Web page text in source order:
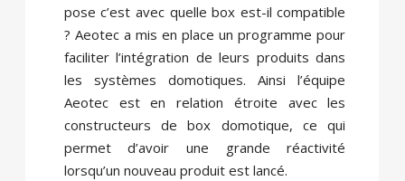
pose c’est avec quelle box est-il compatible
? Aeotec a mis en place un programme pour
faciliter l’intégration de leurs produits dans
les systèmes domotiques. Ainsi l’équipe
Aeotec est en relation étroite avec les
constructeurs de box domotique, ce qui
permet d’avoir une grande réactivité
lorsqu’un nouveau produit est lancé.